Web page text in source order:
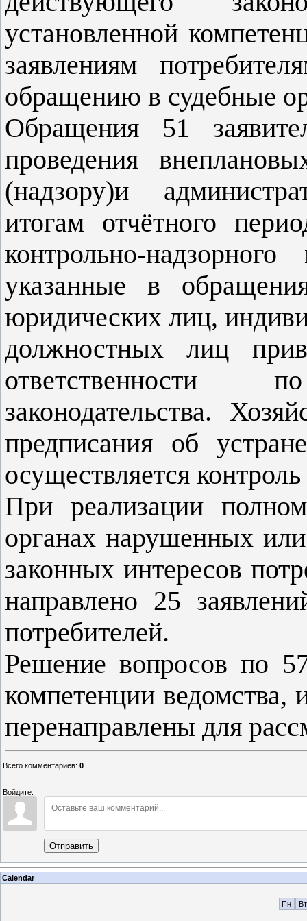
установленной
заявлениям
обращению в судебные
Обращения 51
проведения
(надзору)и
итогам отчётного
контрольно-
указанные в
юридических лиц,
должностных лиц
законодательства.
предписания об
осуществляется
При реализации
органах нарушенных
законных интересов
направлено 25
потребителей.
Решение вопросов по
компетенции ведомства,
перенаправлены для
Всего комментариев: 0
Войдите:
Отправить
Calendar
Пн Вт